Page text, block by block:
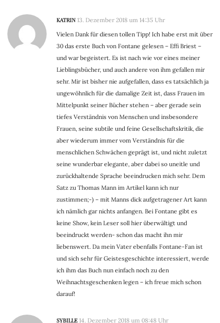
KATRIN 13. Dezember 2018 um 14:35 Uhr
Vielen Dank für diesen tollen Tipp! Ich habe erst mit über
30 das erste Buch von Fontane gelesen – Effi Briest –
und war begeistert. Es ist nach wie vor eines meiner
Lieblingsbücher, und auch andere von ihm gefallen mir
sehr. Mir ist bisher nie aufgefallen, dass es tatsächlich ja
ungewöhnlich für die damalige Zeit ist, dass Frauen im
Mittelpunkt seiner Bücher stehen – aber gerade sein
tiefes Verständnis von Menschen und insbesondere
Frauen, seine subtile und feine Gesellschaftskritik, die
aber wiederum immer vom Verständnis für die
menschlichen Schwächen geprägt ist, und nicht zuletzt
seine wunderbar elegante, aber dabei so uneitle und
zurückhaltende Sprache beeindrucken mich sehr. Dem
Satz zu Thomas Mann im Artikel kann ich nur
zustimmen;-) – mit Manns dick aufgetragener Art kann
ich nämlich gar nichts anfangen. Bei Fontane gibt es
keine Show, kein Leser soll hier überwältigt und
beeindruckt werden- schon das macht ihn mir
liebenswert. Da mein Vater ebenfalls Fontane-Fan ist
und sich sehr für Geistesgeschichte interessiert, werde
ich ihm das Buch nun einfach noch zu den
Weihnachtsgeschenken legen – ich freue mich schon
darauf!
SYBILLE 14. Dezember 2018 um 08:48 Uhr